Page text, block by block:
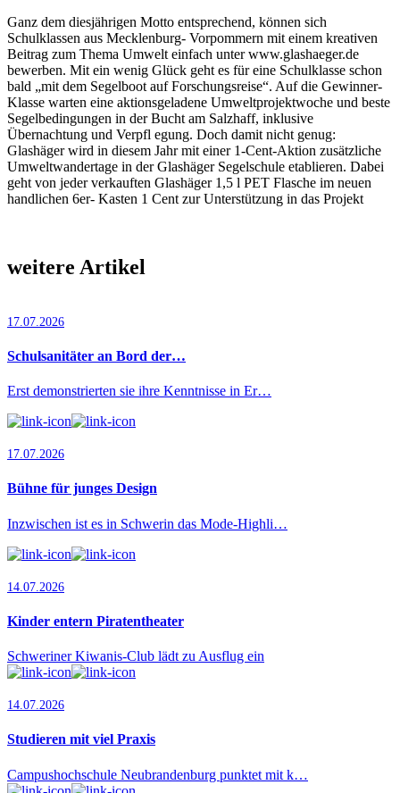
Ganz dem diesjährigen Motto entsprechend, können sich
Schulklassen aus Mecklenburg- Vorpommern mit einem kreativen
Beitrag zum Thema Umwelt einfach unter www.glashaeger.de
bewerben. Mit ein wenig Glück geht es für eine Schulklasse schon
bald „mit dem Segelboot auf Forschungsreise“. Auf die Gewinner-
Klasse warten eine aktionsgeladene Umweltprojektwoche und beste
Segelbedingungen in der Bucht am Salzhaff, inklusive
Übernachtung und Verpfl egung. Doch damit nicht genug:
Glashäger wird in diesem Jahr mit einer 1-Cent-Aktion zusätzliche
Umweltwandertage in der Glashäger Segelschule etablieren. Dabei
geht von jeder verkauften Glashäger 1,5 l PET Flasche im neuen
handlichen 6er- Kasten 1 Cent zur Unterstützung in das Projekt
weitere Artikel
17.07.2026
Schulsanitäter an Bord der…
Erst demonstrierten sie ihre Kenntnisse in Er…
17.07.2026
Bühne für junges Design
Inzwischen ist es in Schwerin das Mode-Highli…
14.07.2026
Kinder entern Piratentheater
Schweriner Kiwanis-Club lädt zu Ausflug ein
14.07.2026
Studieren mit viel Praxis
Campushochschule Neubrandenburg punktet mit k…